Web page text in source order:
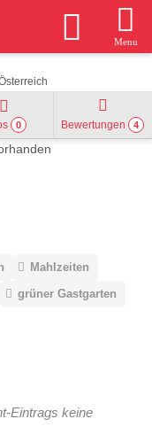
Menu
0 Bewertungen 4
Mahlzeiten
grüner Gastgarten
Eintrags keine